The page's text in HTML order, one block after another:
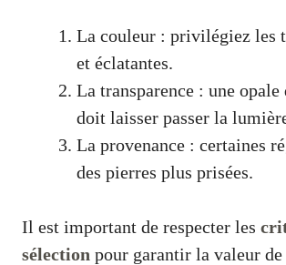
La couleur : privilégiez les
et éclatantes.
La transparence : une
doit laisser passer la
La provenance : certaines
des pierres plus prisées.
Il est important de respecter les
sélection pour garantir la valeur